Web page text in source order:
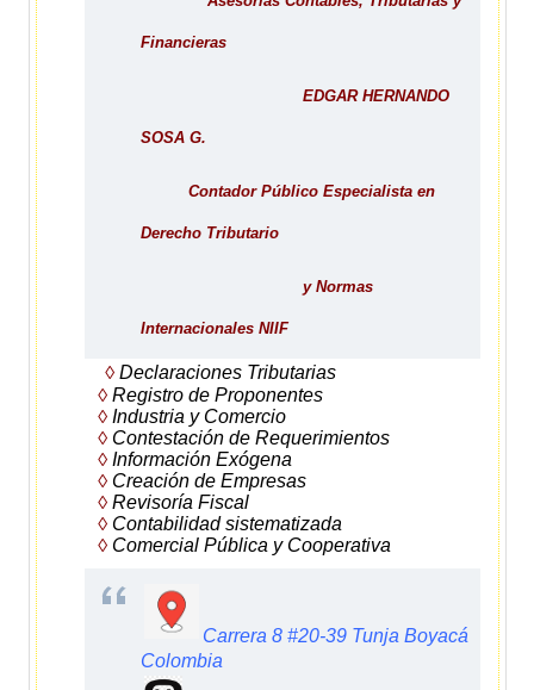
Financieras
EDGAR HERNANDO
SOSA G.
Contador Público Especialista en
Derecho Tributario
y Normas
Internacionales NIIF
◊ Declaraciones Tributarias
◊ Registro de Proponentes
◊ Industria y Comercio
◊ Contestación de Requerimientos
◊ Información Exógena
◊ Creación de Empresas
◊ Revisoría Fiscal
◊ Contabilidad sistematizada
◊ Comercial Pública y Cooperativa
Carrera 8 #20-39 Tunja Boyacá
Colombia